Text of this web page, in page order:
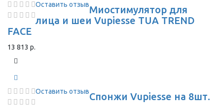
Оставить отзывМиостимулятор для
лица и шеи Vupiesse TUA TREND
FACE
13 813 р.
Оставить отзывСпонжи Vupiesse на 8шт.